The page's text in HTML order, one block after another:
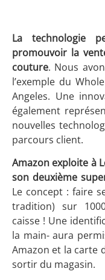
La technologie
promouvoir la
couture. Nous
l’exemple du
Angeles. Une
également
nouvelles
parcours client.
Amazon exploite à
son deuxième
Le concept : faire
tradition) sur
caisse ! Une
la main- aura
Amazon et la carte
sortir du magasin.